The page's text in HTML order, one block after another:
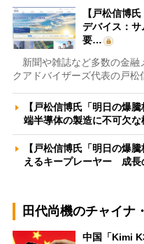
【戸松信博
デバイス：
要…
新聞や雑誌など多数の金融
クアドバイザーズ代表の戸
【戸松信博氏「明日の爆
端半導体の製造に不可欠
【戸松信博氏「明日の爆
えるキープレーヤー 成
田代尚機のチャイナ
中国「Kimi